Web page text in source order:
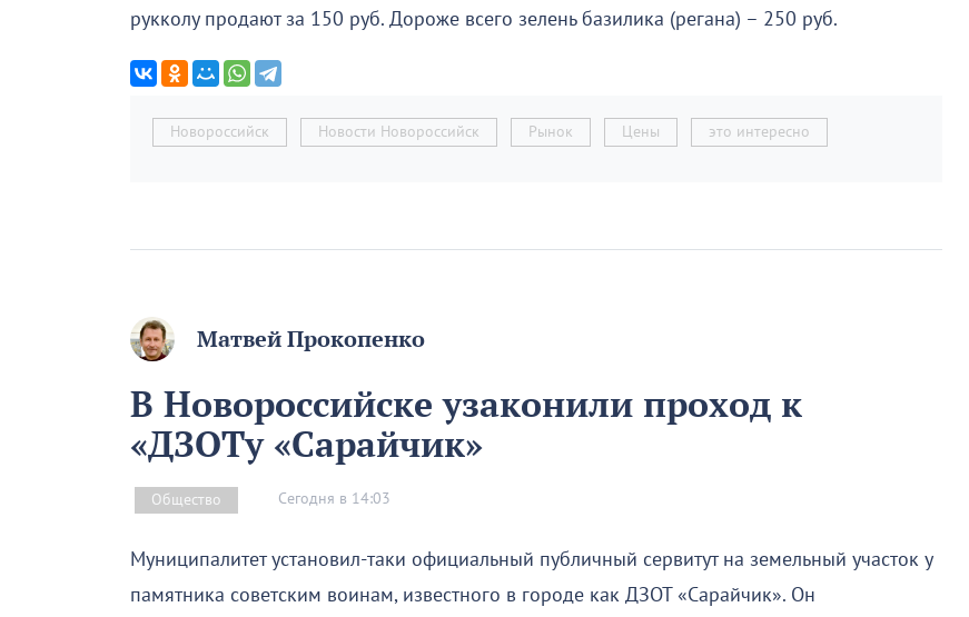
рукколу продают за 150 руб. Дороже всего зелень базилика (регана) – 250 руб.
Новороссийск Новости Новороссийск Рынок Цены это интересно
Матвей Прокопенко
В Новороссийске узаконили проход к
«ДЗОТу «Сарайчик»
Общество Сегодня в 14:03
Муниципалитет установил-таки официальный публичный сервитут на земельный участок у
памятника советским воинам, известного в городе как ДЗОТ «Сарайчик». Он